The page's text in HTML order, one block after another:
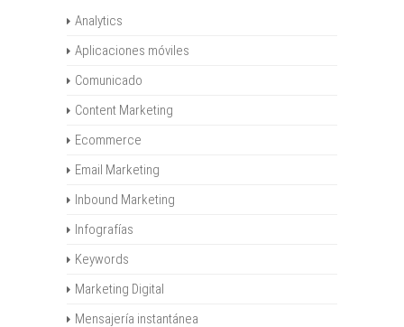
Analytics
Aplicaciones móviles
Comunicado
Content Marketing
Ecommerce
Email Marketing
Inbound Marketing
Infografías
Keywords
Marketing Digital
Mensajería instantánea